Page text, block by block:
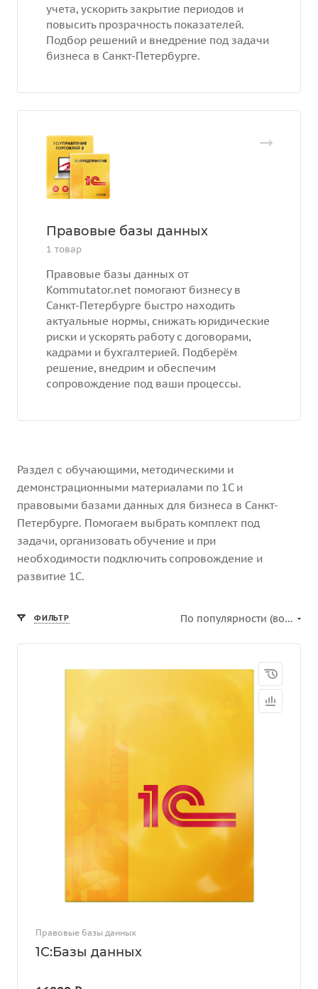
учета, ускорить закрытие периодов и
повысить прозрачность показателей.
Подбор решений и внедрение под задачи
бизнеса в Санкт-Петербурге.
Правовые базы данных
1 товар
Правовые базы данных от
Kommutator.net помогают бизнесу в
Санкт-Петербурге быстро находить
актуальные нормы, снижать юридические
риски и ускорять работу с договорами,
кадрами и бухгалтерией. Подберём
решение, внедрим и обеспечим
сопровождение под ваши процессы.
Раздел с обучающими, методическими и
демонстрационными материалами по 1С и
правовыми базами данных для бизнеса в Санкт-
Петербурге. Помогаем выбрать комплект под
задачи, организовать обучение и при
необходимости подключить сопровождение и
развитие 1С.
ФИЛЬТР По популярности (возрастание)
Правовые базы данных
1С:Базы данных